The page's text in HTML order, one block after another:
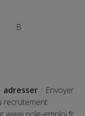
B
adresser: Envoyer
recrutement